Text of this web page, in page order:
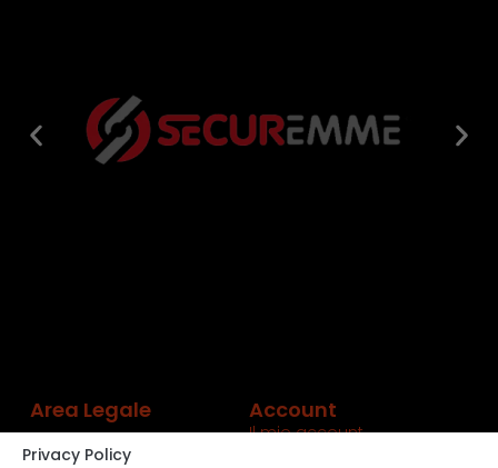
Area Legale
Privacy Policy
Account
Il mio account